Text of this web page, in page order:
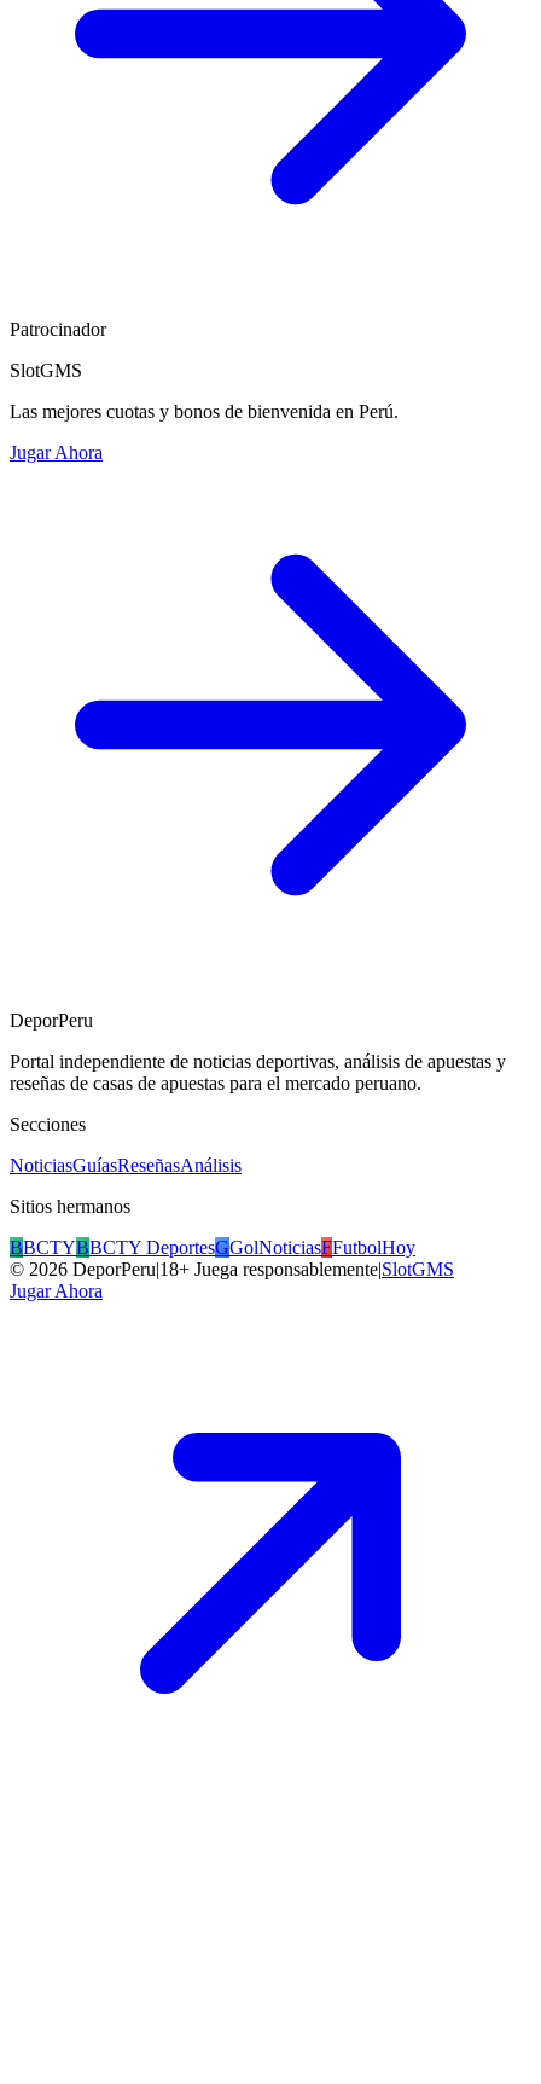
Patrocinador
SlotGMS
Las mejores cuotas y bonos de bienvenida en Perú.
Jugar Ahora
DeporPeru
Portal independiente de noticias deportivas, análisis de apuestas y
reseñas de casas de apuestas para el mercado peruano.
Secciones
NoticiasGuíasReseñasAnálisis
Sitios hermanos
BBCTYBBCTY DeportesGGolNoticiasFFutbolHoy
© 2026 DeporPeru|18+ Juega responsablemente|SlotGMS
Jugar Ahora